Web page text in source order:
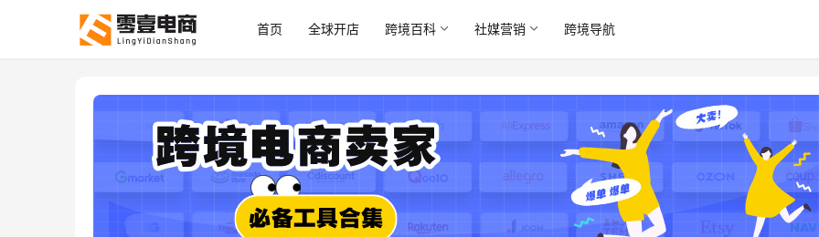
首页 全球开店 跨境百科 社媒营销 跨境导航